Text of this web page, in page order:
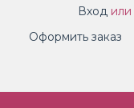
Вход или
Оформить заказ